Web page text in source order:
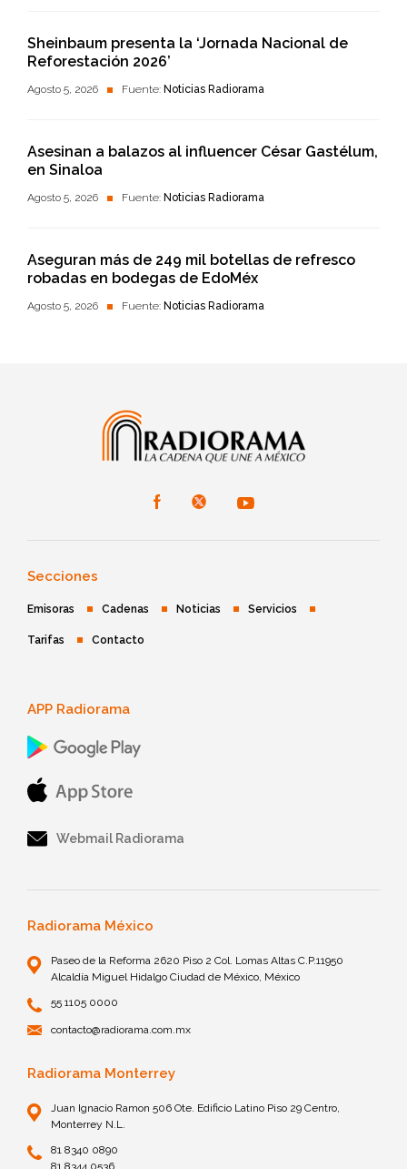
Sheinbaum presenta la ‘Jornada Nacional de
Reforestación 2026’
Agosto 5, 2026 Fuente: Noticias Radiorama
Asesinan a balazos al influencer César Gastélum,
en Sinaloa
Agosto 5, 2026 Fuente: Noticias Radiorama
Aseguran más de 249 mil botellas de refresco
robadas en bodegas de EdoMéx
Agosto 5, 2026 Fuente: Noticias Radiorama
Secciones
Emisoras Cadenas Noticias Servicios
Tarifas Contacto
APP Radiorama
Webmail Radiorama
Radiorama México
Paseo de la Reforma 2620 Piso 2 Col. Lomas Altas C.P.11950
Alcaldía Miguel Hidalgo Ciudad de México, México
55 1105 0000
contacto@radiorama.com.mx
Radiorama Monterrey
Juan Ignacio Ramon 506 Ote. Edificio Latino Piso 29 Centro,
Monterrey N.L.
81 8340 0890
81 8344 0536